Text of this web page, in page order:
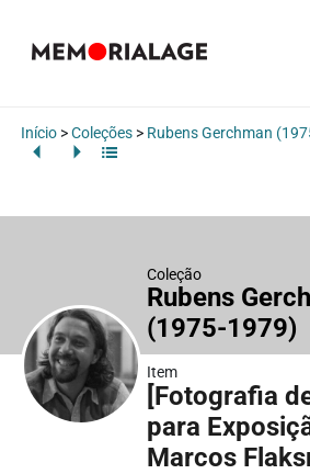
Início>Coleções> Rubens Gerchman
Coleção
Rubens
(1975-1979)
Item
[Fotografia
para
Marcos